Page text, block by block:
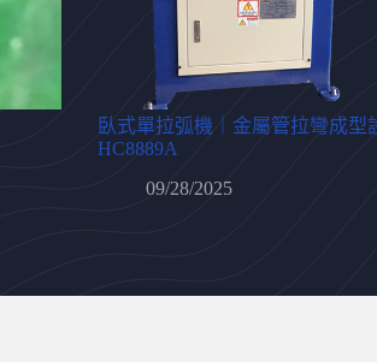
臥式單拉弧機｜金屬管拉彎成型
HC8889A
09/28/2025